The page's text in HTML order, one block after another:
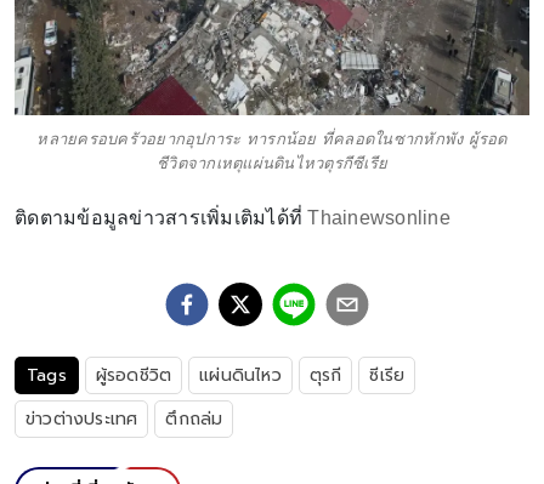
หลายครอบครัวอยากอุปการะ ทารกน้อย ที่คลอดในซากหักพัง ผู้รอด
ชีวิตจากเหตุแผ่นดินไหวตุรกีซีเรีย
ติดตามข้อมูลข่าวสารเพิ่มเติมได้ที่Thainewsonline
Tags ผู้รอดชีวิต แผ่นดินไหว ตุรกี
ซีเรีย
ข่าวต่างประเทศ
ตึกถล่ม